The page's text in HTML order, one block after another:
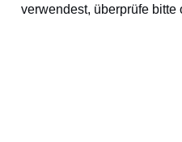
verwendest, überprüfe bitte